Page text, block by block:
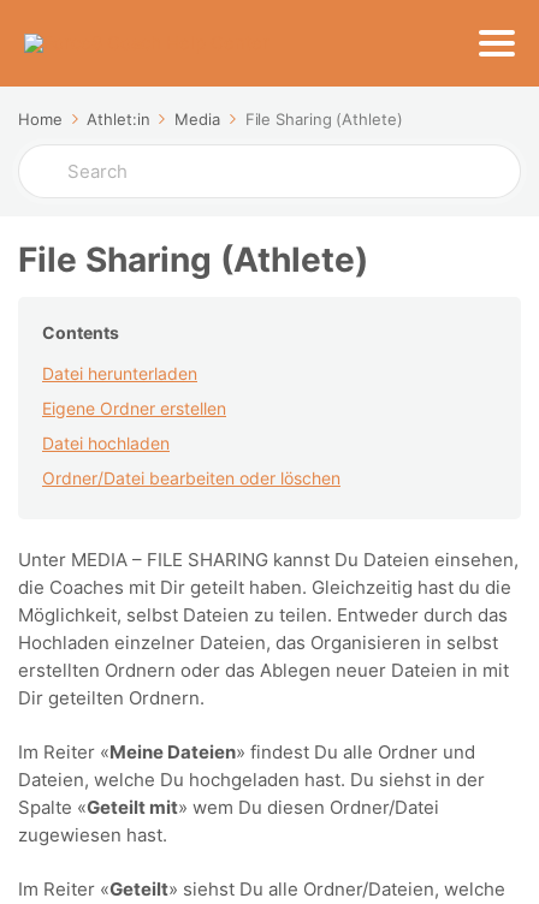
Home Athlet:in Media File Sharing (Athlete)
Search
For
File Sharing (Athlete)
Contents
Datei herunterladen
Eigene Ordner erstellen
Datei hochladen
Ordner/Datei bearbeiten oder löschen
Unter MEDIA – FILE SHARING kannst Du Dateien einsehen,
die Coaches mit Dir geteilt haben. Gleichzeitig hast du die
Möglichkeit, selbst Dateien zu teilen. Entweder durch das
Hochladen einzelner Dateien, das Organisieren in selbst
erstellten Ordnern oder das Ablegen neuer Dateien in mit
Dir geteilten Ordnern.
Im Reiter «Meine Dateien» findest Du alle Ordner und
Dateien, welche Du hochgeladen hast. Du siehst in der
Spalte «Geteilt mit» wem Du diesen Ordner/Datei
zugewiesen hast.
Im Reiter «Geteilt» siehst Du alle Ordner/Dateien, welche